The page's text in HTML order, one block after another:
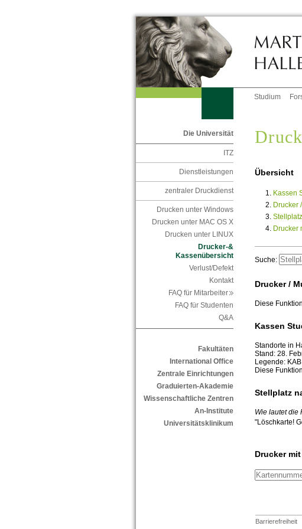
Studium
Die Universität
ITZ
Dienstleistungen
zentraler Druckdienst
Drucken unter Windows
Drucken unter MAC OS X
Drucken unter LINUX
Drucker-&
Kassenübersicht
Verlust/Defekt
Kontakt
FAQ für Mitarbeiter
FAQ für Studenten
Q&A
Fakultäten
International Office
Zentrale Einrichtungen
Graduierten-Akademie
Wissenschaftliche Zentren
An-Institute
Universitätsklinikum
Übersicht
Kassen
Drucker
Drucker
Suche:
Drucker /
Diese
Kassen
Standorte in
Stand: 28.
Legende:
Diese
Stellplatz
Wie lautet die
"Löschkarte!
Drucker
Barrierefreiheit